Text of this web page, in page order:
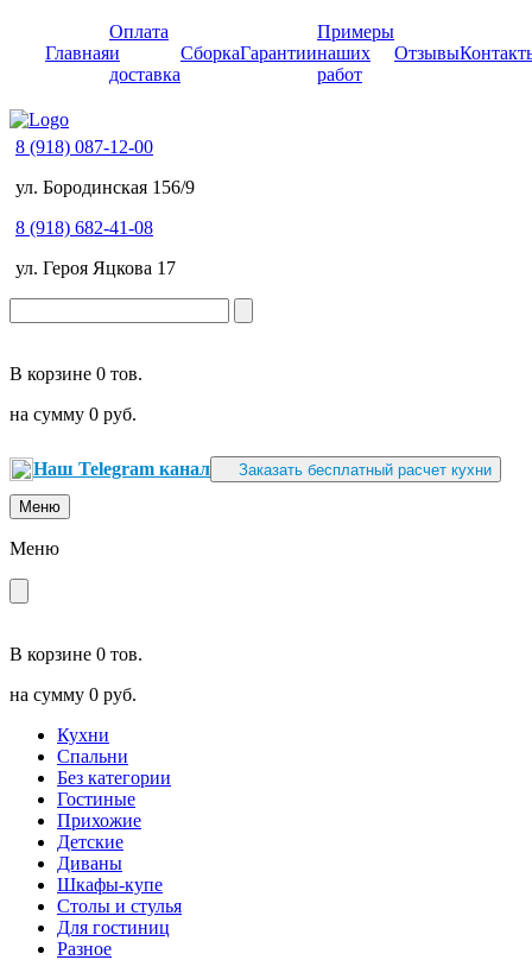
Главная
Оплата
и
доставка
СборкаГарантии
Примеры
наших
работ
Отзывы
8 (918) 087-12-00
ул. Бородинская 156/9
8 (918) 682-41-08
ул. Героя Яцкова 17
В корзине 0 тов.
на сумму 0 руб.
Наш Telegram канал Заказать бесплатный расчет кухни
Меню
Меню
В корзине 0 тов.
на сумму 0 руб.
Кухни
Спальни
Без категории
Гостиные
Прихожие
Детские
Диваны
Шкафы-купе
Столы и стулья
Для гостиниц
Разное